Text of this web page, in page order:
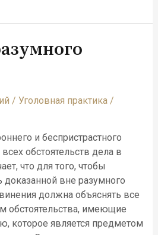
/ Уголовная практика/
и беспристрастного
обстоятельств дела в
что для того, чтобы
доказанной вне разумного
должна объяснять все
обстоятельства, имеющие
которое является предметом